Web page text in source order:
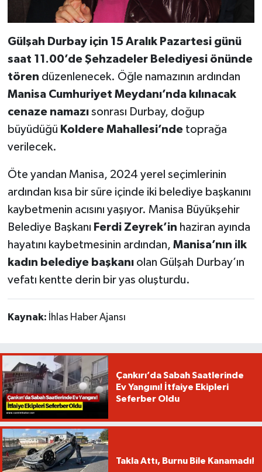
Gülşah Durbay için 15 Aralık Pazartesi günü
saat 11.00’de Şehzadeler Belediyesi önünde
tören düzenlenecek. Öğle namazının ardından
Manisa Cumhuriyet Meydanı’nda kılınacak
cenaze namazısonrası Durbay, doğup
büyüdüğü Koldere Mahallesi’ndetoprağa
verilecek.
Öte yandan Manisa, 2024 yerel seçimlerinin
ardından kısa bir süre içinde iki belediye başkanını
kaybetmenin acısını yaşıyor. Manisa Büyükşehir
Belediye Başkanı Ferdi Zeyrek’in haziran ayında
hayatını kaybetmesinin ardından, Manisa’nın ilk
kadın belediye başkanıolan Gülşah Durbay’ın
vefatı kentte derin bir yas oluşturdu.
Kaynak: İhlas Haber Ajansı
Çankırı’da Sabah Saatlerinde
Ev Yangını! İtfaiye Ekipleri
Seferber Oldu
Takla Attı, Burnu Bile Kanamadı!